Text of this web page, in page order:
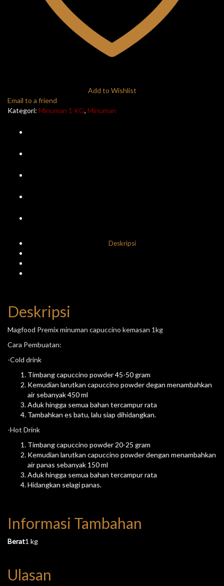
Add to Wishlist
Email to a friend
Kategori: Minuman 1 KG, Minuman
Deskripsi
Deskripsi
Magfood Premix minuman capuccino kemasan 1kg
Cara Pembuatan:
-Cold drink
Timbang capuccino powder 45-50 gram
Kemudian larutkan capuccino powder degan menambahkan
air sebanyak 450 ml
Aduk hingga semua bahan tercampur rata
Tambahkan es batu, lalu siap dihidangkan.
-Hot Drink
Timbang capuccino powder 20-25 gram
Kemudian larutkan capuccino powder dengan menambahkan
air panas sebanyak 150 ml
Aduk hingga semua bahan tercampur rata
Hidangkan selagi panas.
Informasi Tambahan
Berat1 kg
Ulasan